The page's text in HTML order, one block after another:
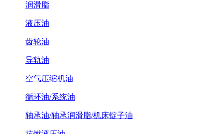
润滑脂
液压油
齿轮油
导轨油
空气压缩机油
循环油/系统油
轴承油/轴承润滑脂/机床锭子油